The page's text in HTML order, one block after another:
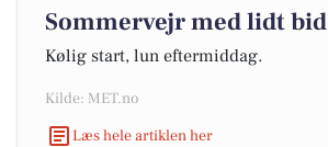
Sommervejr med lidt bid
Kølig start, lun eftermiddag.
Kilde: MET.no
Læs hele artiklen her